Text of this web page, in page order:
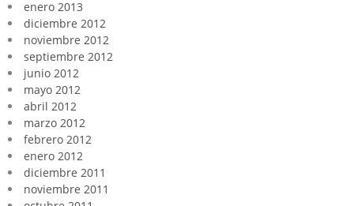
enero 2013
diciembre 2012
noviembre 2012
septiembre 2012
junio 2012
mayo 2012
abril 2012
marzo 2012
febrero 2012
enero 2012
diciembre 2011
noviembre 2011